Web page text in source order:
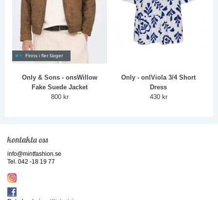
Finns i fler färger
Only & Sons - onsWillow
Fake Suede Jacket
800 kr
Only - onlViola 3/4 Short
Dress
430 kr
kontakta oss
info@mintfashion.se
Tel. 042 -18 19 77